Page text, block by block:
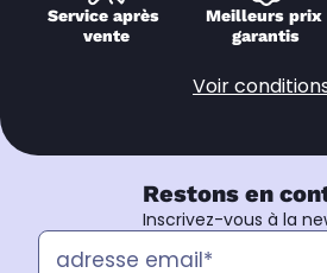
Service après
vente
Meilleurs prix
garantis
Voir
Restons en
Inscrivez-vous à la